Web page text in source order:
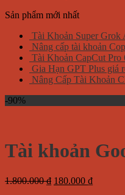
Sản phẩm mới nhất
Tài Khoản Super Grok
Nâng cấp tài khoản
Tài Khoản CapCut
Gia Hạn GPT Plus giá
Nâng Cấp Tài Khoản
-90%
Tài khoản
1.800.000₫ Giá
180.000 ₫Giá